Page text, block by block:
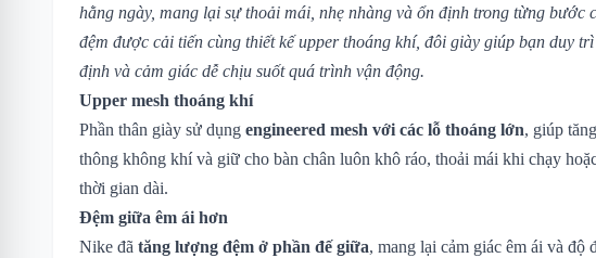
hằng ngày, mang lại sự thoải mái, nhẹ nhàng và ổn định trong từng bước
đệm được cải tiến cùng thiết kế upper thoáng khí, đôi giày giúp bạn duy
định và cảm giác dễ chịu suốt quá trình vận động.
Upper mesh thoáng khí
Phần thân giày sử dụng engineered mesh với các lỗ thoáng lớn, giúp
thông không khí và giữ cho bàn chân luôn khô ráo, thoải mái khi chạy
thời gian dài.
Đệm giữa êm ái hơn
Nike đã tăng lượng đệm ở phần đế giữa, mang lại cảm giác êm ái và độ